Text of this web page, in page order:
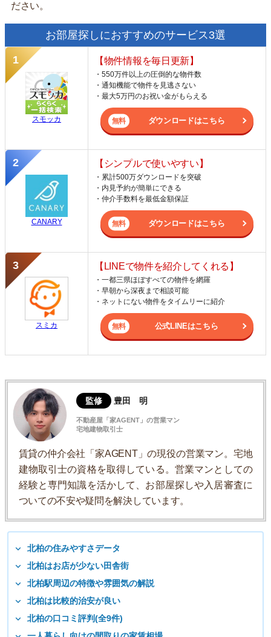
ださい。
お部屋探しにおすすめのサービス3選
スモッカ
【物件情報を毎日更新】
・550万件以上の圧倒的な物件数
・通知機能で物件を見逃さない
・最大5万円のお祝い金がもらえる
ダウンロードはこちら
CANARY
【シンプルで使いやすい】
・累計500万ダウンロードを突破
・内見予約が簡単にできる
・仲介手数料を最低金額保証
ダウンロードはこちら
スミカ
【LINEで物件を紹介してくれる】
・一都三県ほぼすべての物件を網羅
・早朝から深夜まで相談可能
・ネットにない物件をタイムリーに紹介
公式LINEはこちら
監修 豊田 明
不動産屋「家AGENT」の営業マン
宅地建物取引士
賃貸の仲介会社「家AGENT」の現役の営業マン。宅地
建物取引士の資格を取得している。営業マンとしての
経験と専門知識を活かして、お部屋探しや入居審査に
ついての不安や疑問を解決しています。
北柏の住みやすさデータ
北柏はお店が少ない田舎街
北柏駅周辺の特徴や雰囲気の解説
北柏は比較的治安が良い
北柏の口コミ評判(全9件)